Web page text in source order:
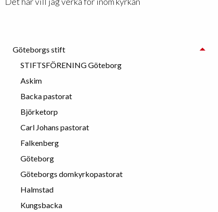
Göteborgs stift
STIFTSFÖRENING Göteborg
Askim
Backa pastorat
Björketorp
Carl Johans pastorat
Falkenberg
Göteborg
Göteborgs domkyrkopastorat
Halmstad
Kungsbacka